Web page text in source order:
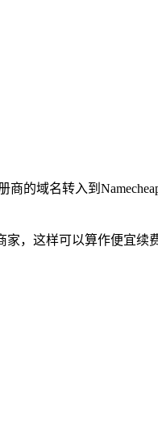
的域名转入到
家，这样可以算作便宜续